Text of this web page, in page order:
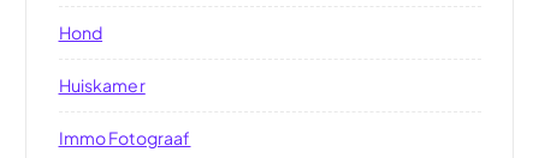
Hond
Huiskamer
Immo Fotograaf